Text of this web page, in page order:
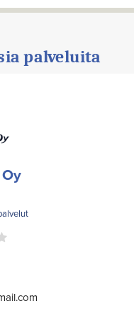
palveluita